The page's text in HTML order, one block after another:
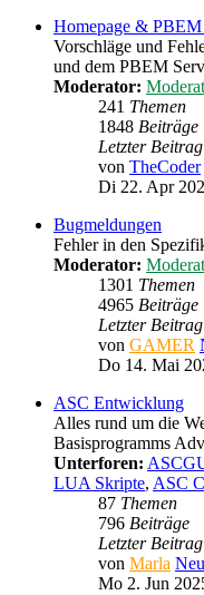
Homepage & PBEM
Vorschläge und
und dem PBEM
Moderator:
241 Themen
1848 Beiträge
Letzter Beitrag
von TheCoder
Di 22. Apr
Bugmeldungen
Fehler in den
Moderator:
1301 Themen
4965 Beiträge
Letzter Beitrag
von GAMER
Do 14. Mai
ASC Entwicklung
Alles rund um die
Basisprogramms
Unterforen:
LUA Skripte, ASC
87 Themen
796 Beiträge
Letzter Beitrag
von Marla
Mo 2. Jun